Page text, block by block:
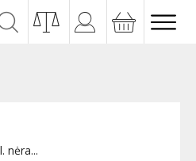
nėra...